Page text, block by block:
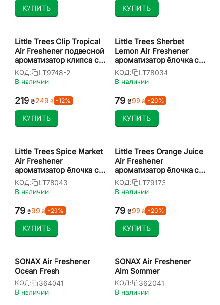
КУПИТЬ КУПИТЬ
Little Trees Clip Tropical
Air Freshener подвесной
ароматизатор клипса с
запахом тропиков
КОД:
LT9748-2
В наличии
‍219‍ ₴‍249‍ ₴ -12%
КУПИТЬ
Little Trees Sherbet
Lemon Air Freshener
ароматизатор ёлочка с
запахом щербет лимон
КОД:
LT78034
В наличии
‍79‍ ₴‍99‍ ₴ -20%
КУПИТЬ
Little Trees Spice Market
Air Freshener
ароматизатор ёлочка с
запахом восточные
прятности
КОД:
LT78043
В наличии
‍79‍ ₴‍99‍ ₴ -20%
КУПИТЬ
Little Trees Orange Juice
Air Freshener
ароматизатор ёлочка с
запахом апельсиновый
сок
КОД:
LT79173
В наличии
‍79‍ ₴‍99‍ ₴ -20%
КУПИТЬ
SONAX Air Freshener
Ocean Fresh
КОД:
364041
В наличии
SONAX Air Freshener
Alm Sommer
КОД:
362041
В наличии